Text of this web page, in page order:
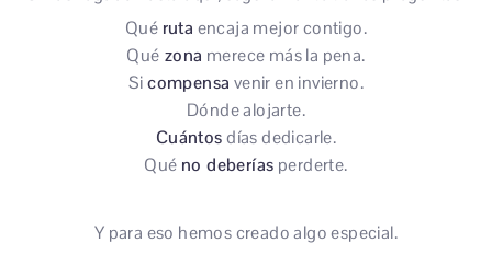
Qué ruta encaja mejor contigo.
Qué zona merece más la pena.
Sicompensa venir en invierno.
Dónde alojarte.
Cuántosdías dedicarle.
Qué no deberías perderte.
Y para eso hemos creado algo especial.